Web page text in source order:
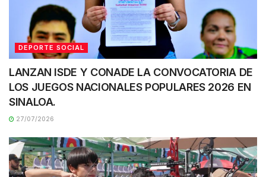
DEPORTE SOCIAL
LANZAN ISDE Y CONADE LA CONVOCATORIA DE
LOS JUEGOS NACIONALES POPULARES 2026 EN
SINALOA.
27/07/2026